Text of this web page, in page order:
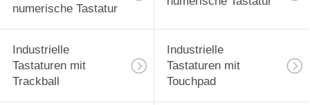
numerische Tastatur
Industrielle
Tastaturen mit
Trackball
Industrielle
Tastaturen mit
Touchpad